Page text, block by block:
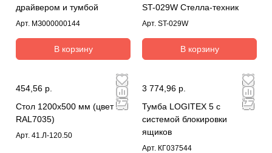
драйвером и тумбой
Арт. МЗ000000144
В корзину
ST-029W Стелла-техник
Арт. ST-029W
В корзину
454,56 р.
Стол 1200х500 мм (цвет
RAL7035)
Арт. 41.Л-120.50
3 774,96 р.
Тумба LOGITEX 5 с
системой блокировки
ящиков
Арт. КГ037544